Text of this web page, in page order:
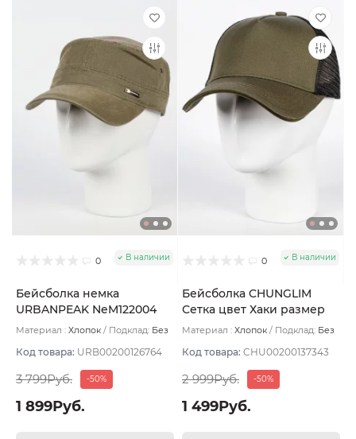
0 В наличии
Бейсболка немка
URBANPEAK NeM122004
цвет Хаки размер 57-59
Материал : Хлопок Подклад: Без
Код товара: URB00200126764
3 799Руб. -50%
1 899Руб.
0 В наличии
Бейсболка CHUNGLIM
Сетка цвет Хаки размер
UNI
Материал : Хлопок Подклад: Без
Код товара: CHU00200137343
2 999Руб. -50%
1 499Руб.